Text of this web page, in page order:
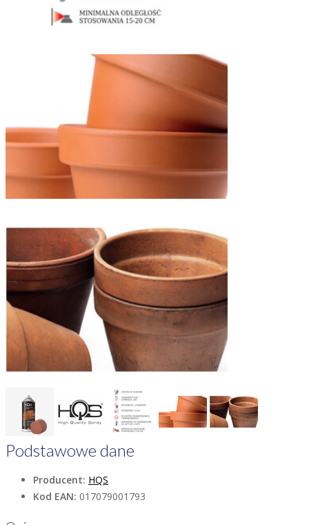
Podstawowe dane
Producent: HQS
Kod EAN: 017079001793